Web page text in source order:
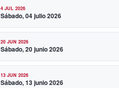
4 JUL 2026
Sábado, 04 julio 2026
20 JUN 2026
Sábado, 20 junio 2026
13 JUN 2026
Sábado, 13 junio 2026